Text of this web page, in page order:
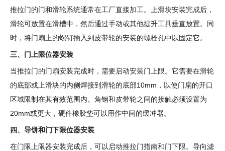
推拉门的门和滑轮系统通常在工厂直接加工。上滑块安装完成后，
滑轮可放置在滑槽中，然后通过手动或其他提升工具垂直放置。同
时，将门扇上的螺钉插入到皮带轮的安装的螺栓孔中以固定它。
三、门上限位器安装
当推拉门的门扇安装完成时，需要启动安装门上限。它需要在滑轮
的底部或上滑块的内侧焊接到滑轮的底部10mm，以使门扇的开口
区域限制在其有效范围内。角钢和皮带轮之间的接触必须设置为
20mm或更大，硬件橡胶垫可以用作中间的缓冲器。
四、导饼和门下限位器安装
在门限上限器安装完成后，可以启动推拉门指南和门下限。导向滤